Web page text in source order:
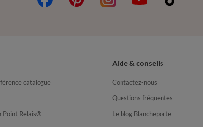
catalogue
Point Relais®
Aide & conseils
Contactez-nous
Questions fréquentes
Le blog Blancheporte